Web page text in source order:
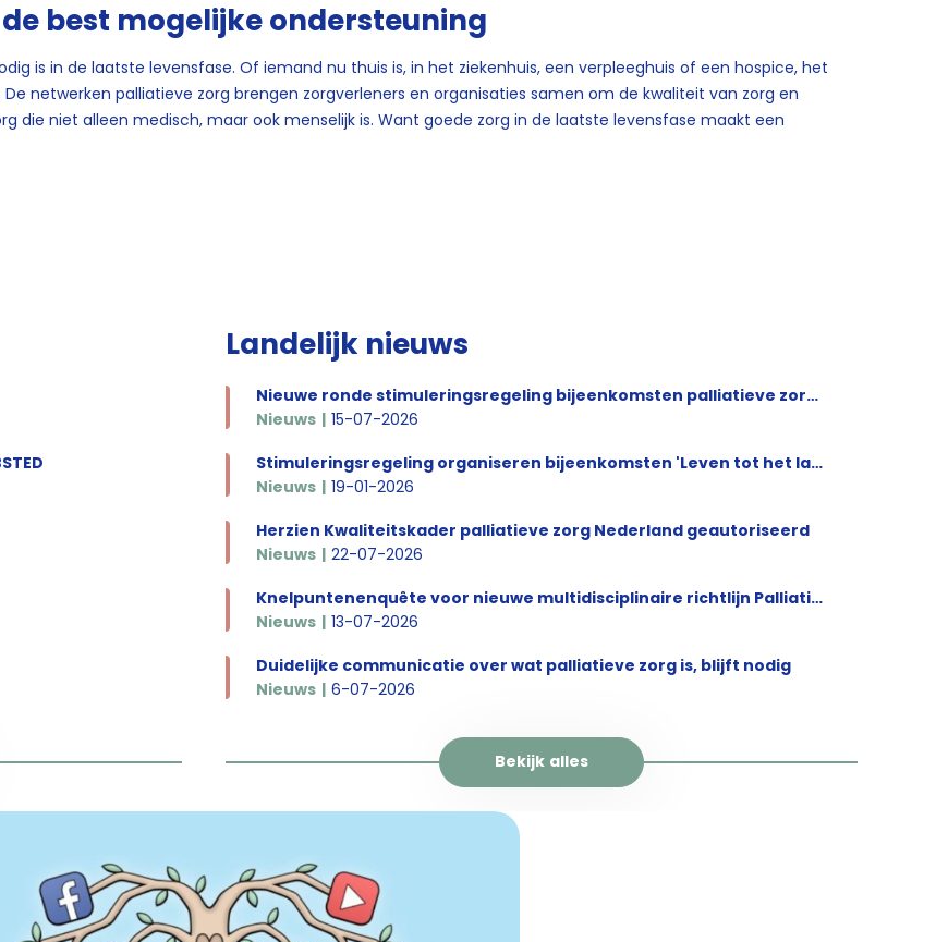
best mogelijke ondersteuning
is in de laatste levensfase. Of iemand nu thuis is, in het ziekenhuis, een verpleeghuis of een hospice, het
netwerken palliatieve zorg brengen zorgverleners en organisaties samen om de kwaliteit van zorg en
die niet alleen medisch, maar ook menselijk is. Want goede zorg in de laatste levensfase maakt een
Landelijk nieuws
Nieuwe ronde stimuleringsregeling bijeenkomsten palliatieve zorg - AANVRAAG GESLOTEN
Nieuws
15-07-2026
Stimuleringsregeling organiseren bijeenkomsten 'Leven tot het laatst' 2026 (aanvraag gesloten)
Nieuws
19-01-2026
Herzien Kwaliteitskader palliatieve zorg Nederland geautoriseerd
Nieuws
22-07-2026
Knelpuntenenquête voor nieuwe multidisciplinaire richtlijn Palliatieve zorg bij eindstadium leverziekten
Nieuws
13-07-2026
Duidelijke communicatie over wat palliatieve zorg is, blijft nodig
Nieuws
6-07-2026
Bekijk alles